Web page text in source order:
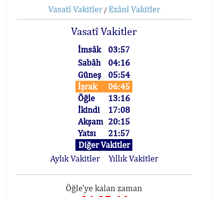
Vasatî Vakitler/ Ezânî Vakitler
Vasatî Vakitler
İmsâk
03:57
Sabâh
04:16
Güneş
05:54
İşrak
06:45
Öğle
13:16
İkindi
17:08
Akşam 20:15
Yatsı
21:57
Diğer Vakitler
Aylık Vakitler
Yıllık Vakitler
Öğle'ye kalan zaman